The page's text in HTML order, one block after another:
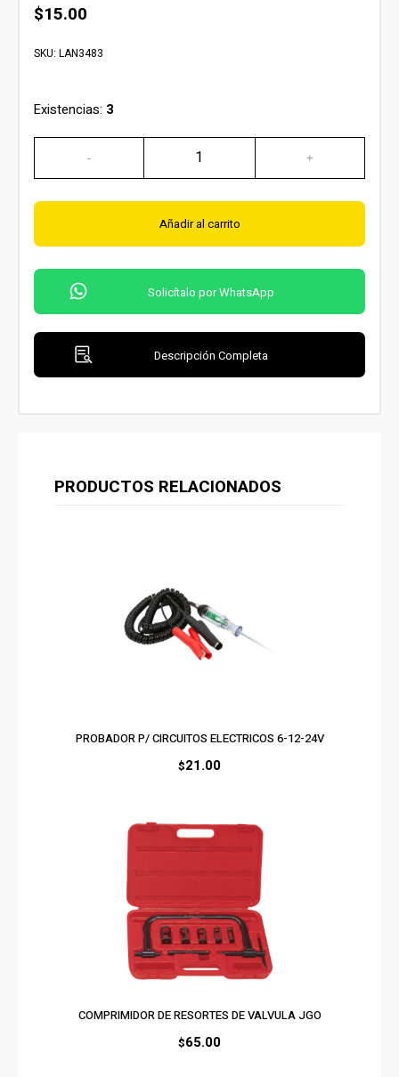
$15.00
SKU: LAN3483
Existencias: 3
Añadir al carrito
Solicítalo por WhatsApp
Descripción Completa
PRODUCTOS RELACIONADOS
PROBADOR P/ CIRCUITOS ELECTRICOS 6-12-24V
$21.00
COMPRIMIDOR DE RESORTES DE VALVULA JGO
$65.00